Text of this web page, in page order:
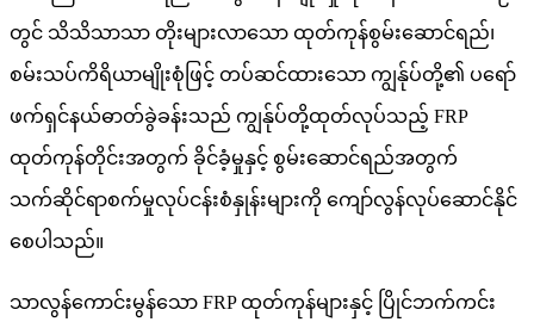
တွင် သိသိသာသာ တိုးများလာသော ထုတ်ကုန်စွမ်းဆောင်ရည်၊
စမ်းသပ်ကိရိယာမျိုးစုံဖြင့် တပ်ဆင်ထားသော ကျွန်ုပ်တို့၏ ပရော်
ဖက်ရှင်နယ်ဓာတ်ခွဲခန်းသည် ကျွန်ုပ်တို့ထုတ်လုပ်သည့် FRP
ထုတ်ကုန်တိုင်းအတွက် ခိုင်ခံ့မှုနှင့် စွမ်းဆောင်ရည်အတွက်
သက်ဆိုင်ရာစက်မှုလုပ်ငန်းစံနှုန်းများကို ကျော်လွန်လုပ်ဆောင်နိုင်
စေပါသည်။
သာလွန်ကောင်းမွန်သော FRP ထုတ်ကုန်များနှင့် ပြိုင်ဘက်ကင်း